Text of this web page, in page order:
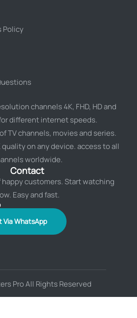
Policy
channels 4K, FHD, HD and
for different internet speeds.
TV channels, movies and series.
quality on any device. access to all
worldwide.
Contact
customers. Start watching
Easy and fast.
Via WhatsApp
Pro All Rights Reserved